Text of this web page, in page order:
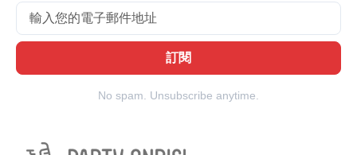
訂閱
No spam. Unsubscribe anytime.